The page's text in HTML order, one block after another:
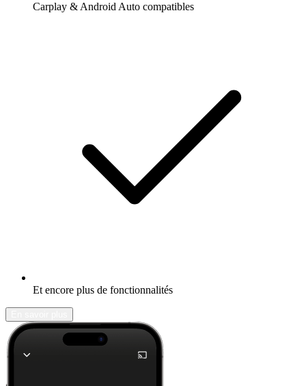
Carplay & Android Auto compatibles
Et encore plus de fonctionnalités